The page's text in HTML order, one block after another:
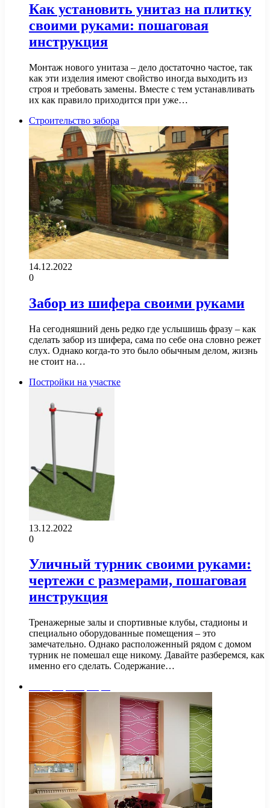
Как установить унитаз на плитку
своими руками: пошаговая
инструкция
Монтаж нового унитаза – дело достаточно частое, так
как эти изделия имеют свойство иногда выходить из
строя и требовать замены. Вместе с тем устанавливать
их как правило приходится при уже…
Строительство забора
14.12.2022
0
Забор из шифера своими руками
На сегодняшний день редко где услышишь фразу – как
сделать забор из шифера, сама по себе она словно режет
слух. Однако когда-то это было обычным делом, жизнь
не стоит на…
Постройки на участке
13.12.2022
0
Уличный турник своими руками:
чертежи c размерами, пошаговая
инструкция
Тренажерные залы и спортивные клубы, стадионы и
специально оборудованные помещения – это
замечательно. Однако расположенный рядом с домом
турник не помешал еще никому. Давайте разберемся, как
именно его сделать. Содержание…